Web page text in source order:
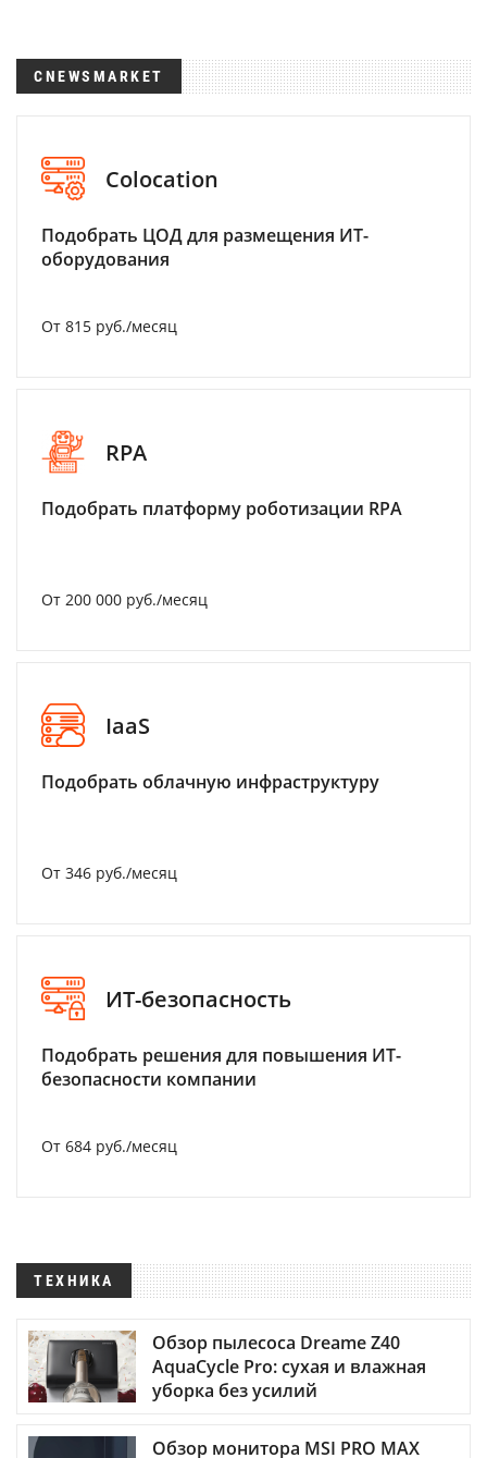
CNEWSMARKET
Colocation
Подобрать ЦОД для размещения ИТ-
оборудования
От 815 руб./месяц
RPA
Подобрать платформу роботизации RPA
От 200 000 руб./месяц
IaaS
Подобрать облачную инфраструктуру
От 346 руб./месяц
ИТ-безопасность
Подобрать решения для повышения ИТ-
безопасности компании
От 684 руб./месяц
ТЕХНИКА
Обзор пылесоса Dreame Z40
AquaCycle Pro: сухая и влажная
уборка без усилий
Обзор монитора MSI PRO MAX